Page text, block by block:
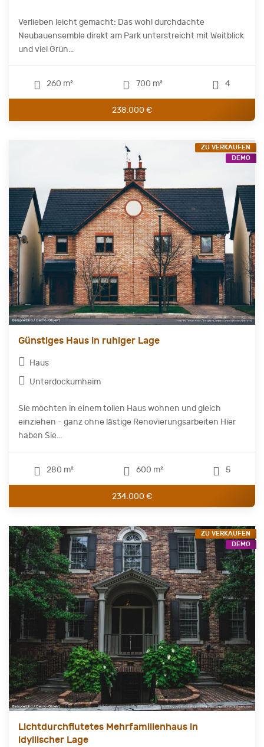
Verlieben leicht gemacht: Das wohl durchdachte
Neubauensemble direkt am Park unterstreicht mit Weitblick
und viel Grün...
260 m² 700 m² 4
238.000 €
Günstiges Haus in ruhiger Lage
Haus
Unterdockumheim
Sie möchten in einem tollen Haus wohnen und gleich
einziehen - ganz ohne lästige Renovierungsarbeiten Hier
haben Sie...
280 m² 600 m² 5
234.000 €
ZU VERKAUFEN
DEMO
Lichtdurchflutetes Mehrfamilienhaus in
idyllischer Lage
ZU VERKAUFEN
DEMO